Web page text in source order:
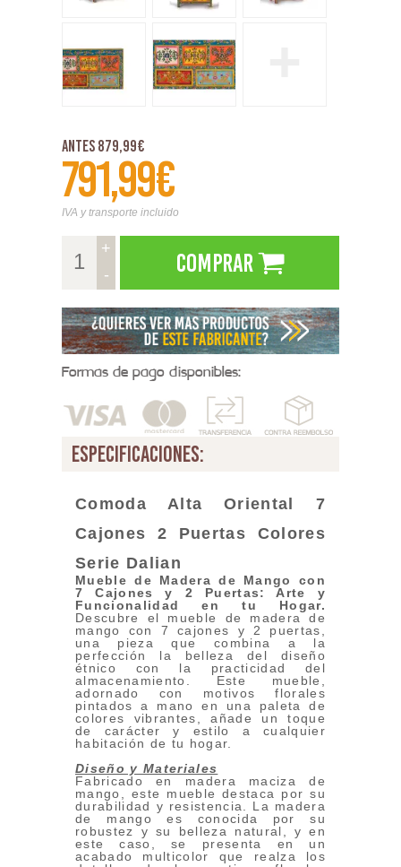
Antes 879,99€
791,99€
IVA y transporte incluido
+
-
Comprar
Formas de pago disponibles:
especificaciones:
Comoda Alta Oriental 7
Cajones 2 Puertas Colores
Serie Dalian
Mueble de Madera de Mango con
7 Cajones y 2 Puertas: Arte y
Funcionalidad en tu Hogar.
Descubre el mueble de madera de
mango con 7 cajones y 2 puertas,
una pieza que combina a la
perfección la belleza del diseño
étnico con la practicidad del
almacenamiento. Este mueble,
adornado con motivos florales
pintados a mano en una paleta de
colores vibrantes, añade un toque
de carácter y estilo a cualquier
habitación de tu hogar.
Diseño y Materiales
Fabricado en madera maciza de
mango, este mueble destaca por su
durabilidad y resistencia. La madera
de mango es conocida por su
robustez y su belleza natural, y en
este caso, se presenta en un
acabado multicolor que realza los